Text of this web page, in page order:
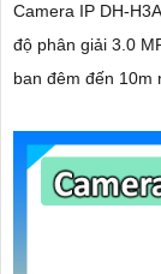
Camera IP DH-
độ phân giải 3.0
ban đêm đến 10m